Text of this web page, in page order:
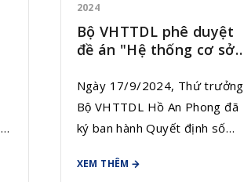
2024
Bộ VHTTDL phê duyệt
đề án "Hệ thống cơ sở
Ngày 17/9/2024, Thứ trưởng
Bộ VHTTDL Hồ An Phong đã
ký ban hành Quyết định số
phê duyệt đề án “Hệ thống cơ
XEM THÊM